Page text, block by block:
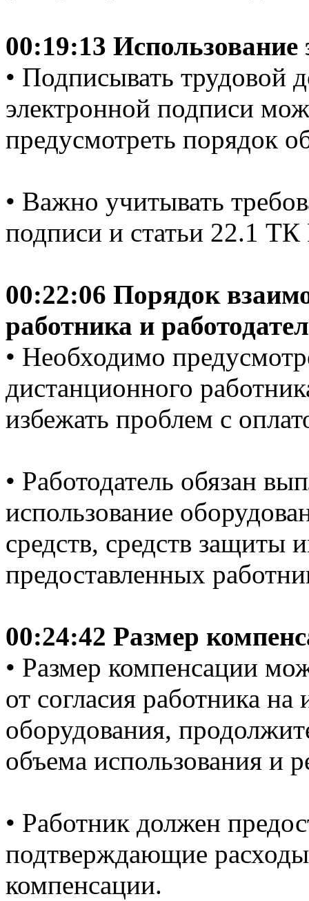
00:19:13 Использование
• Подписывать трудовой
электронной подписи
предусмотреть порядок
• Важно учитывать
подписи и статьи 22.1
00:22:06 Порядок
работника и
• Необходимо
дистанционного
избежать проблем с
• Работодатель обязан
использование
средств, средств защиты
предоставленных
00:24:42 Размер
• Размер компенсации
от согласия работника на
оборудования,
объема использования и
• Работник должен
подтверждающие
компенсации.